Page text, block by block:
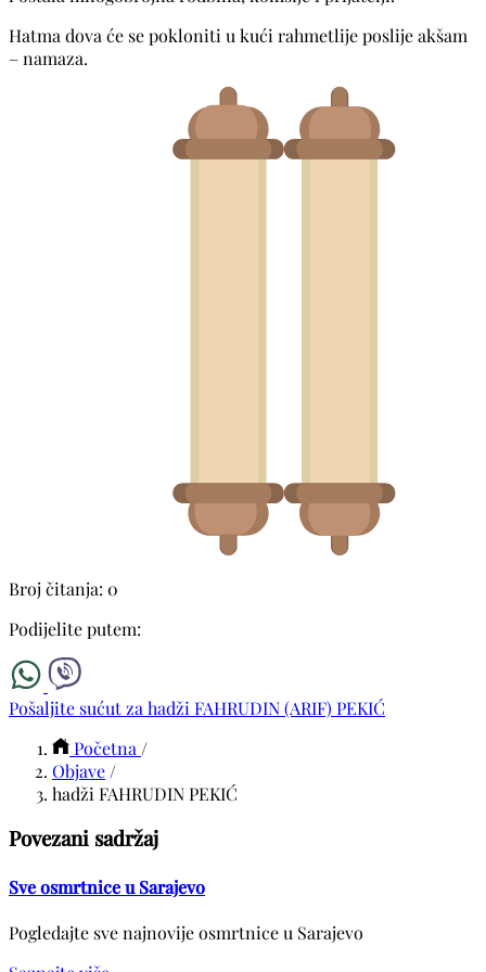
Hatma dova će se pokloniti u kući rahmetlije poslije akšam
– namaza.
Broj čitanja: 0
Podijelite putem:
Pošaljite sućut za hadži FAHRUDIN (ARIF) PEKIĆ
Početna /
Objave /
hadži FAHRUDIN PEKIĆ
Povezani sadržaj
Sve osmrtnice u Sarajevo
Pogledajte sve najnovije osmrtnice u Sarajevo